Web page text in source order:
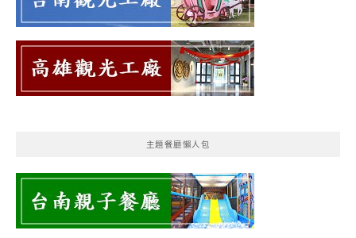
主題餐廳懶人包